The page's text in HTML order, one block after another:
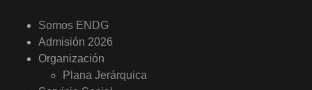
Somos ENDG
Admisión 2026
Organización
Plana Jerárquica